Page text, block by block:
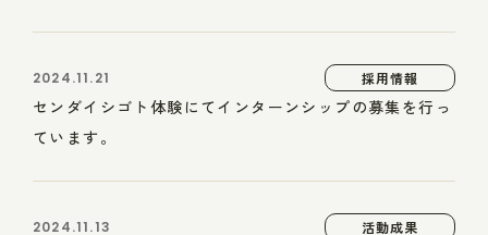
2024.11.21 採用情報
センダイシゴト体験にてインターンシップの募集を行っ
ています。
2024.11.13 活動成果